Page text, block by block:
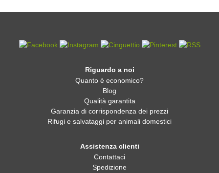
Riguardo a noi
Quanto è economico?
Blog
Qualità garantita
Garanzia di corrispondenza dei prezzi
Rifugi e salvataggi per animali domestici
Assistenza clienti
Contattaci
Spedizione